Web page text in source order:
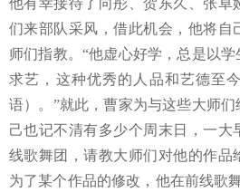
他有幸接待了向彤、贺东久、张卓
们来部队采风，借此机会，他将自
师们指教。 “他虚心好学，总是以
求艺，这种优秀的人品和艺德至
语）。”就此，曹家为与这些大师
己也记不清有多少个周末日，一大
线歌舞团，请教大师们对他的作品
为了某个作品的修改，他在前线歌